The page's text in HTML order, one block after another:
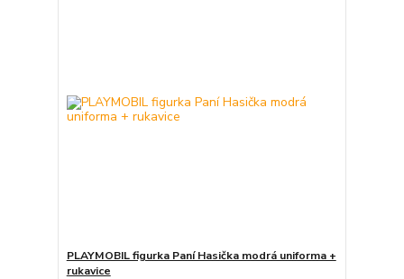
PLAYMOBIL figurka Paní Hasička modrá uniforma +
rukavice